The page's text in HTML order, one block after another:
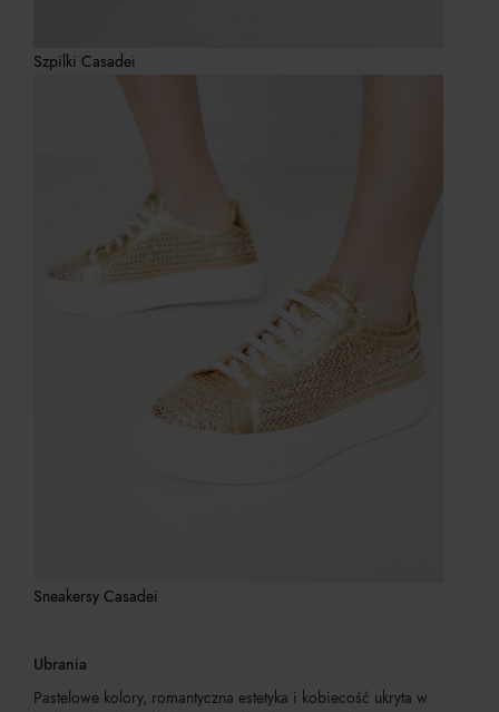
Szpilki Casadei
Sneakersy Casadei
Ubrania
Pastelowe kolory, romantyczna estetyka i kobiecość ukryta w